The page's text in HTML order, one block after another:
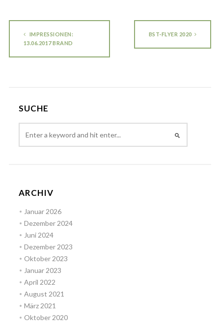
IMPRESSIONEN:
13.06.2017 BRAND
BST-FLYER 2020
SUCHE
ARCHIV
Januar 2026
Dezember 2024
Juni 2024
Dezember 2023
Oktober 2023
Januar 2023
April 2022
August 2021
März 2021
Oktober 2020